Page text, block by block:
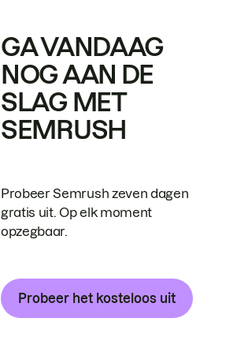
GA VANDAAG
NOG AAN DE
SLAG MET
SEMRUSH
Probeer Semrush zeven dagen
gratis uit. Op elk moment
opzegbaar.
Probeer het kosteloos uit